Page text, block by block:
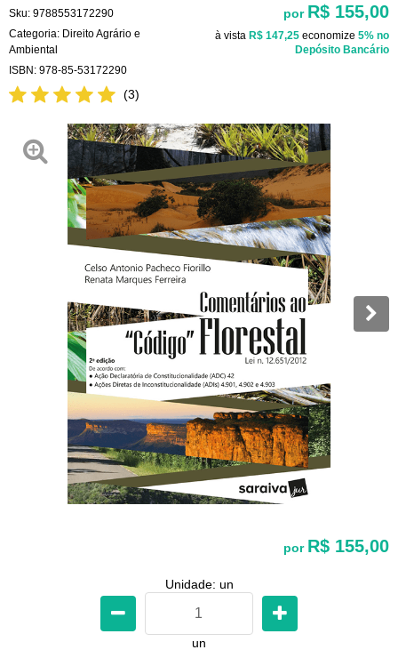
Sku: 9788553172290
Categoria: Direito Agrário e
Ambiental
ISBN: 978-85-53172290
(3)
por R$ 155,00
à vista R$ 147,25 economize 5% no
Depósito Bancário
por R$ 155,00
Unidade: un
un